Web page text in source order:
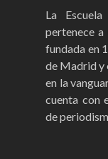
La
pertenece
fundada en
de Madrid y
en la
cuenta con
de